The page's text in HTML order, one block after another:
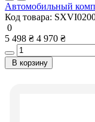
Автомобильный
Код товара:
0
5 498 ₴ 4 970 ₴
В корзину